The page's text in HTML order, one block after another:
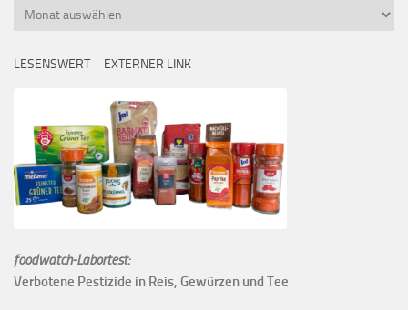
Monatsübersicht
LESENSWERT – EXTERNER LINK
foodwatch-Labortest:
Verbotene Pestizide in Reis, Gewürzen und Tee